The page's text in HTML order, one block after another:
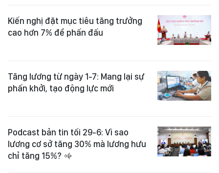
Kiến nghị đặt mục tiêu tăng trưởng
cao hơn 7% để phấn đấu
Tăng lương từ ngày 1-7: Mang lại sự
phấn khởi, tạo động lực mới
Podcast bản tin tối 29-6: Vì sao
lương cơ sở tăng 30% mà lương hưu
chỉ tăng 15%?